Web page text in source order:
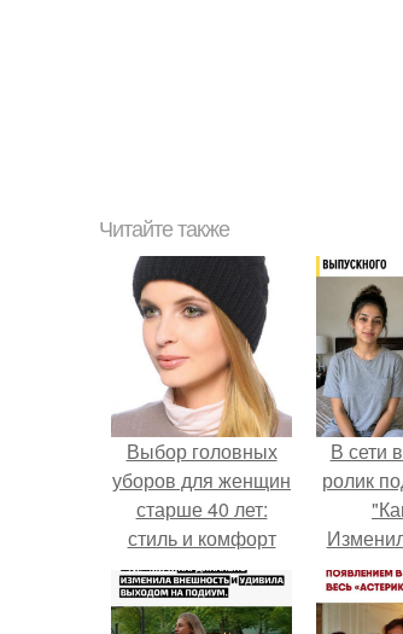
Читайте также
Выбор головных
уборов для женщин
старше 40 лет:
стиль и комфорт
В сети
ролик